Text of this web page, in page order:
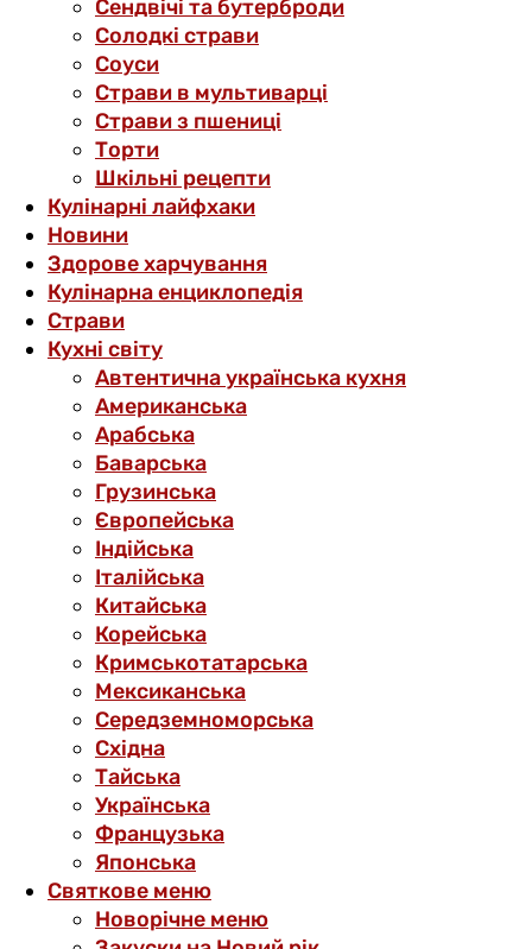
Сендвічі та бутерброди
Солодкі страви
Соуси
Страви в мультиварці
Страви з пшениці
Торти
Шкільні рецепти
Кулінарні лайфхаки
Новини
Здорове харчування
Кулінарна енциклопедія
Страви
Кухні світу
Автентична українська кухня
Американська
Арабська
Баварська
Грузинська
Європейська
Індійська
Італійська
Китайська
Корейська
Кримськотатарська
Мексиканська
Середземноморська
Східна
Тайська
Українська
Французька
Японська
Святкове меню
Новорічне меню